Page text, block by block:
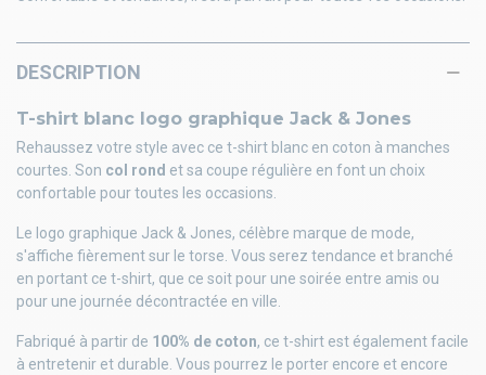
DESCRIPTION
T-shirt blanc logo graphique Jack & Jones
Rehaussez votre style avec ce t-shirt blanc en coton à manches
courtes. Son col rond et sa coupe régulière en font un choix
confortable pour toutes les occasions.
Le logo graphique Jack & Jones, célèbre marque de mode,
s'affiche fièrement sur le torse. Vous serez tendance et branché
en portant ce t-shirt, que ce soit pour une soirée entre amis ou
pour une journée décontractée en ville.
Fabriqué à partir de 100% de coton, ce t-shirt est également facile
à entretenir et durable. Vous pourrez le porter encore et encore